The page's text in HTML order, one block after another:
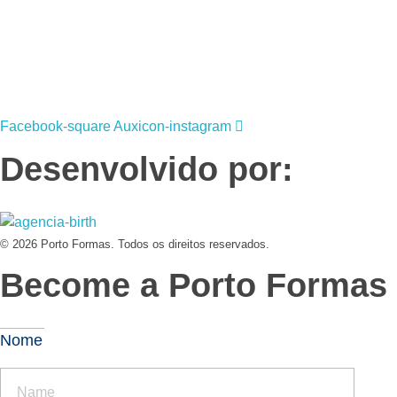
Facebook-squareAuxicon-instagram
Desenvolvido por:
© 2026 Porto Formas. Todos os direitos reservados.
Become a Porto
Nome